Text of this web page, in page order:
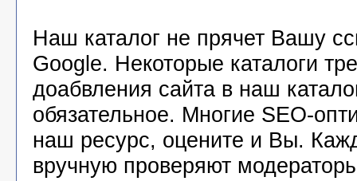
Наш каталог не прячет Вашу
Google. Некоторые каталоги
доабвления сайта в наш
обязательное. Многие SEO-
наш ресурс, оцените и Вы.
вручную проверяют